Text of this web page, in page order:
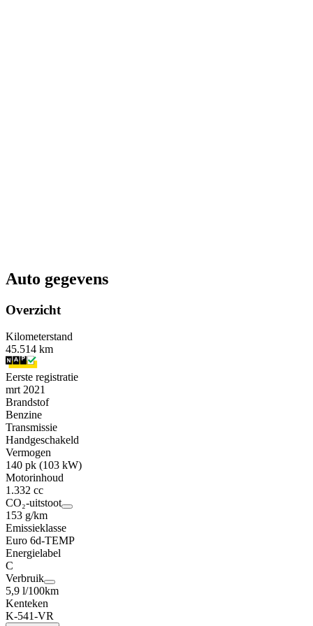
Auto gegevens
Overzicht
Kilometerstand
45.514 km
Eerste registratie
mrt 2021
Brandstof
Benzine
Transmissie
Handgeschakeld
Vermogen
140 pk (103 kW)
Motorinhoud
1.332 cc
CO₂-uitstoot
153 g/km
Emissieklasse
Euro 6d-TEMP
Energielabel
C
Verbruik
5,9 l/100km
Kenteken
K-541-VR